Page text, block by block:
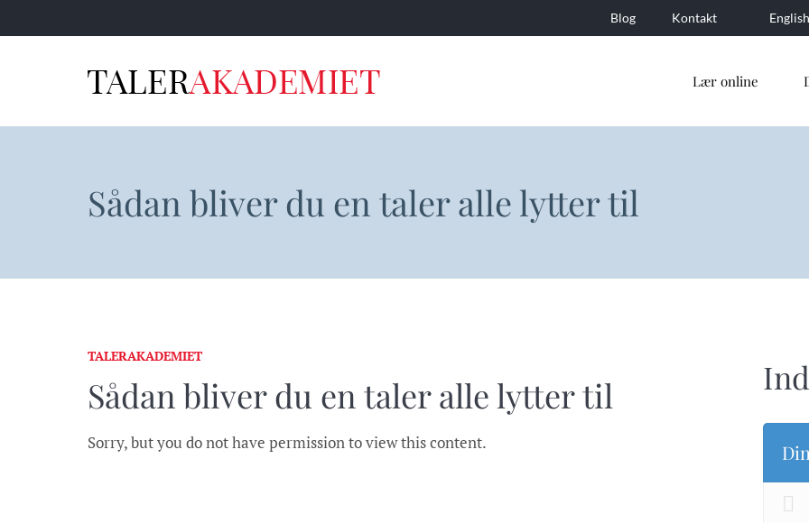
Blog Kontakt English
Lær online
Sådan bliver du en taler alle lytter til
TALERAKADEMIET
Sådan bliver du en taler alle lytter til
Sorry, but you do not have permission to view this content.